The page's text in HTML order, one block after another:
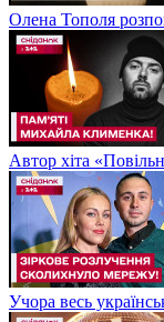
Олена Тополя
Автор хіта
Учора весь